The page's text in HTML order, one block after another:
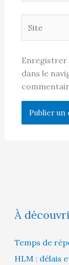
Enregistrer
dans le
À
Temps de
HLM : délais